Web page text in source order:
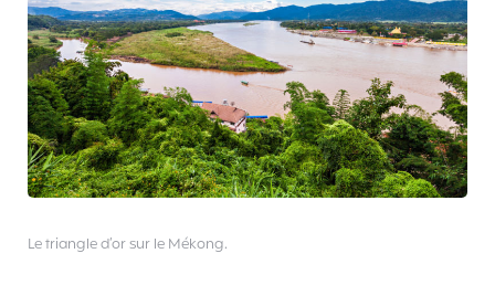
Le triangle d’or sur le Mékong.